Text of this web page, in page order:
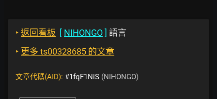
‣ 返回看板 [ NIHONGO] 語言
‣ 更多 ts00328685 的文章
文章代碼(AID): #1fqF1NiS (NIHONGO)